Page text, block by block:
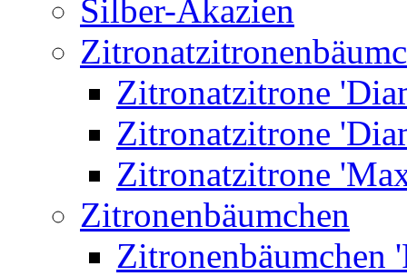
Silber-Akazien
Zitronatzitrone
Zitronatzitrone
Zitronatzitrone
Zitronenbäumchen
Zitronenbäumchen